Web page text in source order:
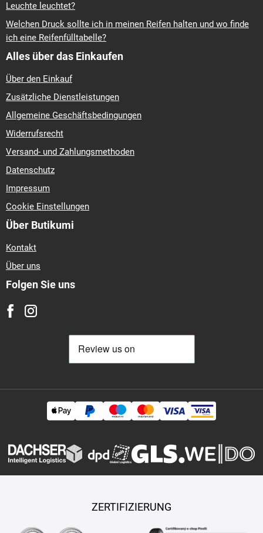
Leuchte leuchtet?
Welchen Druck sollte ich in meinen Reifen halten und wo finde
ich eine Reifenfülltabelle?
Alles über das Einkaufen
Über den Einkauf
Zusätzliche Dienstleistungen
Allgemeine Geschäftsbedingungen
Widerrufsrecht
Versand- und Zahlungsmethoden
Datenschutz
Impressum
Cookie Einstellungen
Über Butikumi
Kontakt
Über uns
Folgen Sie uns
ZERTIFIZIERUNG